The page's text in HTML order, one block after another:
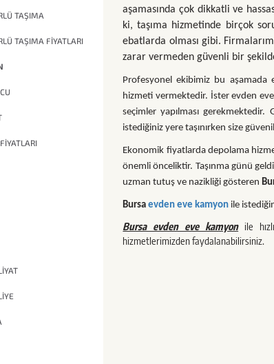
aşamasında çok dikkatli ve
ki, taşıma hizmetinde birçok
ebatlarda olması gibi.
zarar vermeden güvenli bir
Profesyonel ekibimiz bu aşamada
hizmeti vermektedir. İster evden
seçimler yapılması gerekmektedir.
istediğiniz yere taşınırken size
Ekonomik fiyatlarda depolama
önemli önceliktir. Taşınma günü
uzman tutuş ve nazikliği gösteren
Bursaevden eve kamyon ile
Bursa evden eve kamyonile
hizmetlerimizden faydalanabilirsiniz.
TAŞIMA
TAŞIMA FIYATLARI